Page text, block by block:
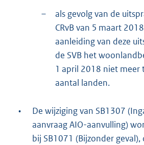
–
als gevolg van de
CRvB van 5 maart
aanleiding van deze
de SVB het
1 april 2018 niet meer
aantal landen.
•
De wijziging van SB1307
aanvraag AIO-aanvulling)
bij SB1071 (Bijzonder geval),